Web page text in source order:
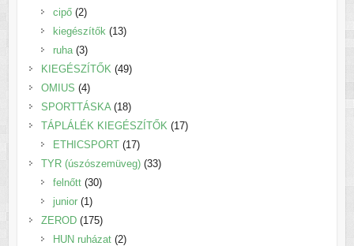
cipő 22
termék
kiegészítők 1313
ruha 33
termék
KIEGÉSZÍTŐK 4949
OMIUS 44
termék
SPORTTÁSKA 1818
termék
TÁPLÁLÉK KIEGÉSZÍTŐK 1717
ETHICSPORT 1717
termék
TYR (úszószemüveg) 3333
felnőtt 3030
junior 11
termék
ZEROD 175175
termék
HUN ruházat 22